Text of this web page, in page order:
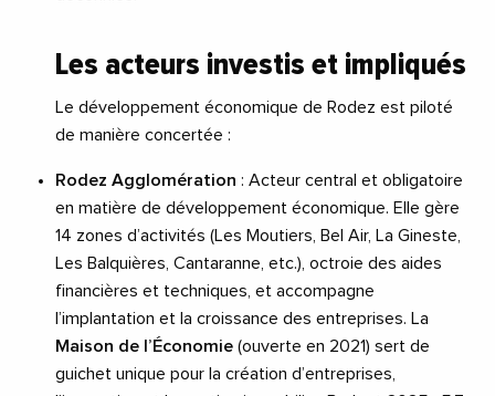
Les acteurs investis et impliqués
Le développement économique de Rodez est piloté
de manière concertée :
Rodez Agglomération : Acteur central et obligatoire
en matière de développement économique. Elle gère
14 zones d’activités (Les Moutiers, Bel Air, La Gineste,
Les Balquières, Cantaranne, etc.), octroie des aides
financières et techniques, et accompagne
l’implantation et la croissance des entreprises. La
Maison de l’Économie (ouverte en 2021) sert de
guichet unique pour la création d’entreprises,